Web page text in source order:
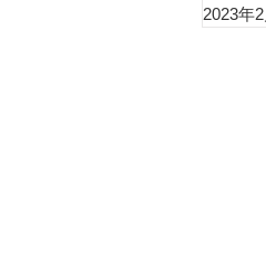
2023年2